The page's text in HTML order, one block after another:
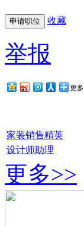
收藏
举报
更多
家装销售精英
设计师助理
更多>>